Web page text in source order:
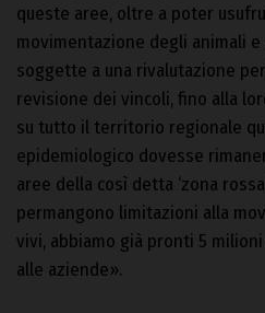
queste aree, oltre a poter
movimentazione degli animali
soggette a una rivalutazione
revisione dei vincoli, fino alla
su tutto il territorio regionale
epidemiologico dovesse
aree della così detta ‘zona
permangono limitazioni alla
vivi, abbiamo già pronti 5
alle aziende».